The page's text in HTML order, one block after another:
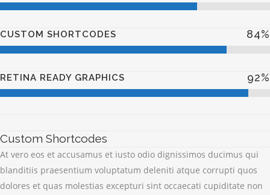
CUSTOM SHORTCODES 84%
RETINA READY GRAPHICS 92%
Custom Shortcodes
At vero eos et accusamus et iusto odio dignissimos ducimus qui
blanditiis praesentium voluptatum deleniti atque corrupti quos
dolores et quas molestias excepturi sint occaecati cupiditate non